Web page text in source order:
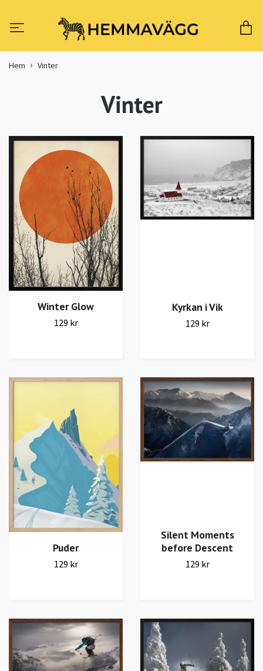
Hem Vinter
Vinter
Winter Glow
129 kr
Kyrkan i Vik
129 kr
Puder
129 kr
Silent Moments
before Descent
129 kr